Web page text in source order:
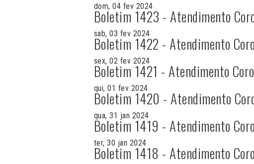
dom, 04 fev 2024
Boletim 1423 - Atendimento
sab, 03 fev 2024
Boletim 1422 - Atendimento
sex, 02 fev 2024
Boletim 1421 - Atendimento
qui, 01 fev 2024
Boletim 1420 - Atendimento
qua, 31 jan 2024
Boletim 1419 - Atendimento
ter, 30 jan 2024
Boletim 1418 - Atendimento